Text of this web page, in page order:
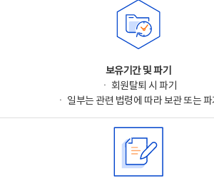
보유기간 및 파기
ㆍ 회원탈퇴 시 파기
ㆍ 일부는 관련 법령에 따라 보관 또는 파